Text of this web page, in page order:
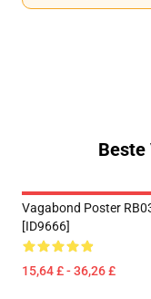
Beste
Vagabond Poster
[ID9666]
15,64 £ - 36,26 £